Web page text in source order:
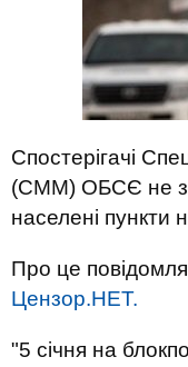
Спостерігачі
(СММ) ОБСЄ не
населені пункти
Про це
Цензор.НЕТ.
"5 січня на